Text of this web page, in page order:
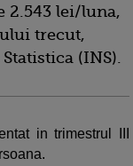
2.543 lei/luna,
trecut,
(INS).
in trimestrul III